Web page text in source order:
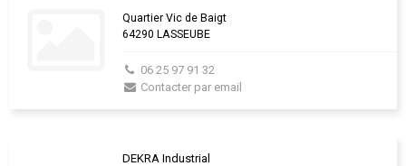
Quartier Vic de Baigt
64290 LASSEUBE
06 25 97 91 32
Contacter par email
DEKRA Industrial